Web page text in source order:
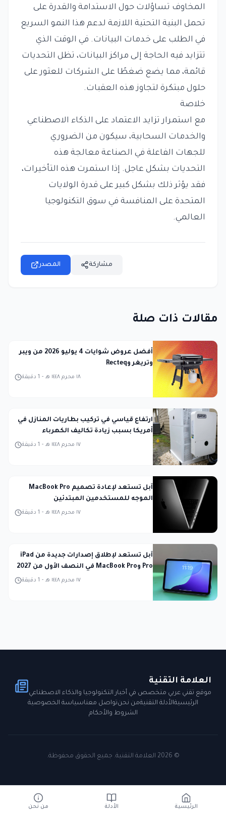
المخاوف تساؤلات حول الاستدامة والقدرة على
تحمل البنية التحتية اللازمة لدعم هذا النمو السريع
في الطلب على خدمات البيانات. في الوقت الذي
تتزايد فيه الحاجة إلى مراكز البيانات، تظل التحديات
قائمة، مما يضع ضغطًا على الشركات للعثور على
حلول مبتكرة لتجاوز هذه العقبات.
خلاصة
مع استمرار تزايد الاعتماد على الذكاء الاصطناعي
والخدمات السحابية، سيكون من الضروري
للجهات الفاعلة في الصناعة معالجة هذه
التحديات بشكل عاجل. إذا استمرت هذه التأخيرات،
فقد يؤثر ذلك بشكل كبير على قدرة الولايات
المتحدة على المنافسة في سوق التكنولوجيا
العالمي.
المصدر مشاركة
مقالات ذات صلة
أفضل عروض شوايات 4 يوليو 2026 من ويبر
وتريغر وRecteq
1 دقيقة - ١٨ محرم ١٤٤٨ هـ
ارتفاع قياسي في تركيب بطاريات المنازل في
أمريكا بسبب زيادة تكاليف الكهرباء
1 دقيقة - ١٧ محرم ١٤٤٨ هـ
آبل تستعد لإعادة تصميم MacBook Pro
الموجه للمستخدمين المبتدئين
1 دقيقة - ١٧ محرم ١٤٤٨ هـ
آبل تستعد لإطلاق إصدارات جديدة من iPad
Pro وMacBook Pro في النصف الأول من 2027
1 دقيقة - ١٧ محرم ١٤٤٨ هـ
العلامة التقنية
موقع تقني عربي متخصص في أخبار التكنولوجيا والذكاء الاصطناعي
الرئيسيةالأدلة التقنيةمن نحنتواصل معناسياسة الخصوصية
الشروط والأحكام
©
2026 العلامة التقنية. جميع الحقوق محفوظة.
الرئيسية الأدلة من نحن